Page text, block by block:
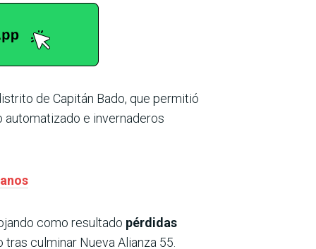
de Capitán Bado, que permitió
automatizado e invernaderos
como resultado pérdidas
tras culminar Nueva Alianza 55.